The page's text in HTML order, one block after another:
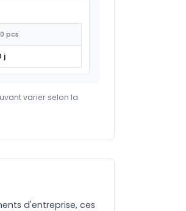
pcs
j
varier selon la
d'entreprise, ces